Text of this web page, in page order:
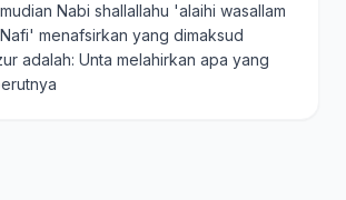
Nabi shallallahu 'alaihi wasallam
menafsirkan yang dimaksud
adalah: Unta melahirkan apa yang